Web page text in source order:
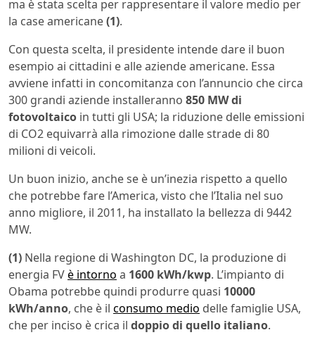
ma è stata scelta per rappresentare il valore medio per
la case americane(1).
Con questa scelta, il presidente intende dare il buon
esempio ai cittadini e alle aziende americane. Essa
avviene infatti in concomitanza con l’annuncio che circa
300 grandi aziende installeranno 850 MWdi
fotovoltaico in tutti gli USA; la riduzione delle emissioni
di CO2 equivarrà alla rimozione dalle strade di 80
milioni di veicoli.
Un buon inizio, anche se è un’inezia rispetto a quello
che potrebbe fare l’America, visto che l’Italia nel suo
anno migliore, il 2011, ha installato la bellezza di 9442
MW.
(1) Nella regione di Washington DC, la produzione di
energia FVè intorno a 1600 kWh/kwp. L’impianto di
Obama potrebbe quindi produrre quasi 10000
kWh/anno, che è il consumo medio delle famiglie USA,
che per inciso è crica il doppio di quello italiano.